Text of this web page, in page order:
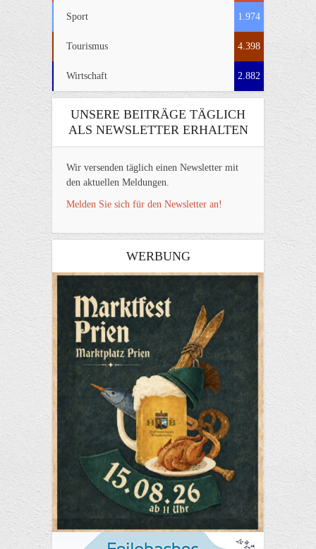
Sport 1.974
Tourismus 4.398
Wirtschaft 2.882
UNSERE BEITRÄGE TÄGLICH
ALS NEWSLETTER ERHALTEN
Wir versenden täglich einen Newsletter mit
den aktuellen Meldungen.
Melden Sie sich für den Newsletter an!
WERBUNG